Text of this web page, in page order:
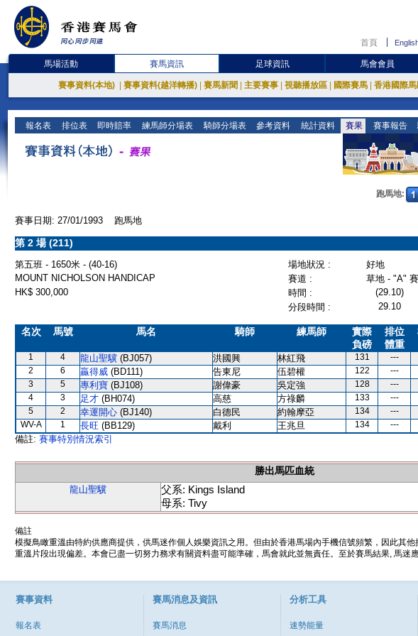
首頁
馬場活動 賽馬資訊 足球資訊 馬會會員
賽事資料(本地) 賽事資料(越洋轉播) 賽馬新聞 主要賽事 視聽播放區 國際賽馬 香港國際
報名表 排位表 即時賠率 練馬師分場表 騎師分場表 參考資料 統計資料 賽果 賽事報告
跑馬地:
賽事日期: 27/01/1993 跑馬地
第 2 場 (211)
第五班 - 1650米 - (40-16) 場地狀況 :
好地
MOUNT NICHOLSON HANDICAP
賽道 :
草地 - "A"
HK$ 300,000
時間 : (29.10)
分段時間 :
29.10
名次 馬號 馬名 騎師 練馬師
實際
負磅
排位
體重
1 4 龍山聖驥 (BJ057) 洪國興 林紅飛 131 ---
2
6 贏得威 (BD111) 告東尼 伍碧權 122 ---
3
5 專利寶 (BJ108) 謝偉豪 吳定強 128 ---
4
3 足才 (BH074) 高慈 方祿麟 133 ---
5
2 幸運開心 (BJ140) 白德民 約翰摩亞 134 ---
WV-A
1 長旺 (BB129) 戴利 王兆旦 134 ---
備註: 賽事特別情況索引
勝出馬匹血統
龍山聖驥
父系: Kings Island
母系: Tivy
備註
模擬鳥瞰重溫由特約供應商提供，供馬迷作個人娛樂資訊之用。但由於香港馬場內手機信號頻繁，因此其
重溫片段出現偏差。本會已盡一切努力務求有關資料盡可能準確，馬會就此並無責任。至於賽馬結果, 馬迷
賽事資料
報名表
賽馬消息及資訊
賽馬消息
分析工具
速勢能量